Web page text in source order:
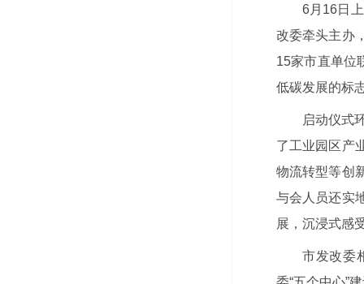
6月16日
改委牵头主办
15家市直单位
低碳发展的标
启动仪式
了工业园区产
物流转型等创
与会人员还实
展，沉浸式感
市发改委